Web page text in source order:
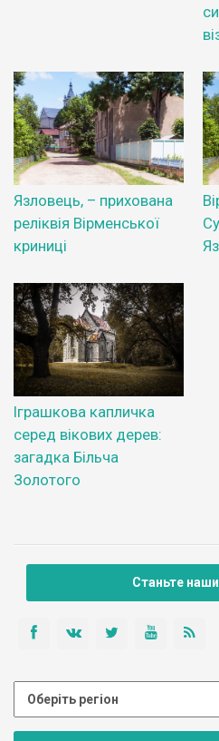
Язловець, – прихована
реліквія Вірменської
криниці
Іграшкова капличка
серед вікових дерев:
загадка Більча
Золотого
Станьте